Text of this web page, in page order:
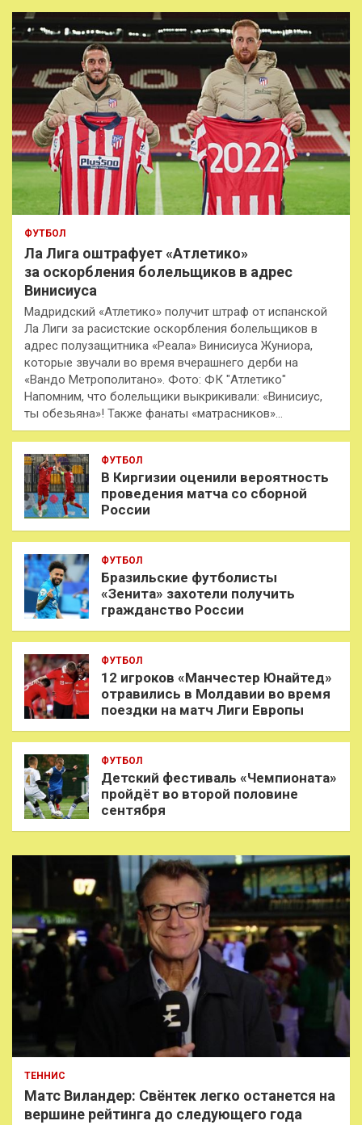
к
ФУТБОЛ
Ла Лига оштрафует «Атлетико»
за оскорбления болельщиков в адрес
Винисиуса
Мадридский «Атлетико» получит штраф от испанской
Ла Лиги за расистские оскорбления болельщиков в
адрес полузащитника «Реала» Винисиуса Жуниора,
которые звучали во время вчерашнего дерби на
«Вандо Метрополитано». Фото: ФК "Атлетико"
Напомним, что болельщики выкрикивали: «Винисиус,
ты обезьяна»! Также фанаты «матрасников»…
ФУТБОЛ
В Киргизии оценили вероятность
проведения матча со сборной
России
ФУТБОЛ
Бразильские футболисты
«Зенита» захотели получить
гражданство России
ФУТБОЛ
12 игроков «Манчестер Юнайтед»
отравились в Молдавии во время
поездки на матч Лиги Европы
ФУТБОЛ
Детский фестиваль «Чемпионата»
пройдёт во второй половине
сентября
ТЕННИС
Матс Виландер: Свёнтек легко останется на
вершине рейтинга до следующего года